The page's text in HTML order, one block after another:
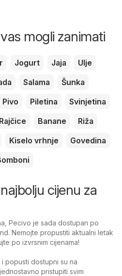
mogli zanimati
Jogurt Jaja
Ulje
Salama
Šunka
Pivo Piletina
Svinjetina
Rajčice Banane
Riža
Kiselo vrhnje
Govedina
cijenu za
Pecivo je sada dostupan po
Nemojte propustiti aktualni letak
po izvrsnim cijenama!
popusti dostupni su na
pristupiti svim